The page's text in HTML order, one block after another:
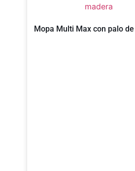
Mopa Multi Max con palo